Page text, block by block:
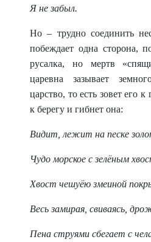
Я не забыл.
Но – трудно соединить
побеждает одна сторона,
русалка, но мертв
царевна зазывает
царство, то есть зовет его
к берегу и гибнет она:
Видит, лежит на песке
Чудо морское с зелёным
Хвост чешуёю змеиной
Весь замирая, свиваясь,
Пена струями сбегает с